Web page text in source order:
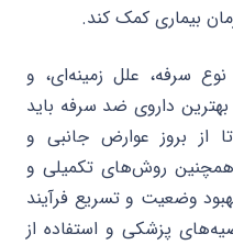
بیماری کمک کند.
سرفه، علل زمینه‌ای، و
داروی ضد سرفه باید
از بروز عوارض جانبی و
همچنین روش‌های تکمیلی و
وضعیت و تسریع فرآیند
پزشکی و استفاده از